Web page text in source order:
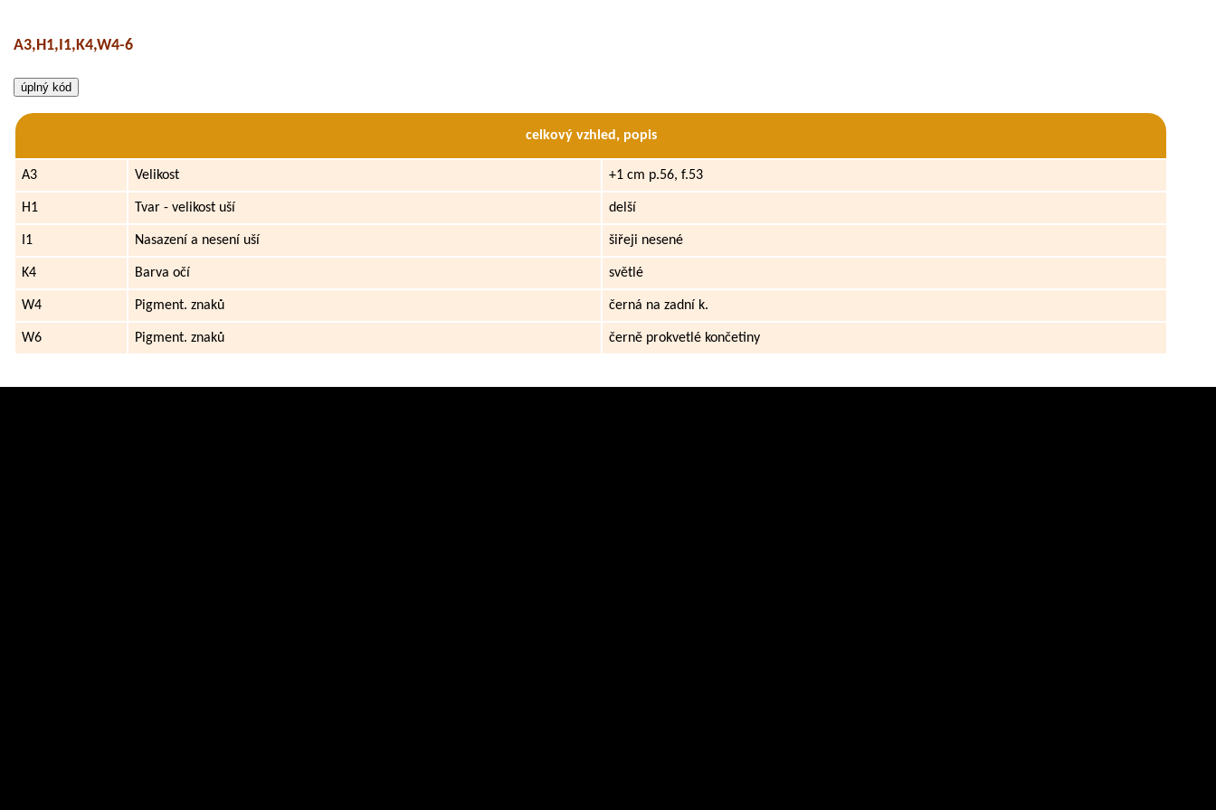
A3,H1,I1,K4,W4-6
celkový vzhled, popis
A3 Velikost +1 cm p.56, f.53
H1 Tvar - velikost uší delší
I1 Nasazení a nesení uší šiřeji nesené
K4 Barva očí světlé
W4 Pigment. znaků černá na zadní k.
W6 Pigment. znaků černě prokvetlé končetiny